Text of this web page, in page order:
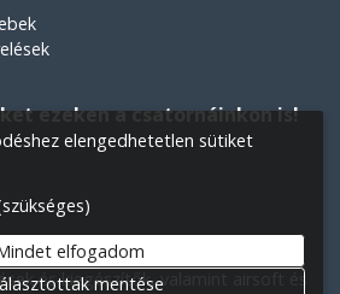
ezeken a csatornáinkon is!
Légiós Military webáruház.
és kiegészítők, valamint airsoft és
elengedhetetlen sütiket
elfogadom
mentése